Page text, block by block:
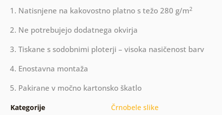
1. Natisnjene na kakovostno platno s težo 280 g/m2
2. Ne potrebujejo dodatnega okvirja
3. Tiskane s sodobnimi ploterji – visoka nasičenost barv
4. Enostavna montaža
5. Pakirane v močno kartonsko škatlo
Kategorije Črnobele slike